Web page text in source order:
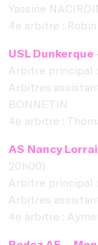
Yassine
4e arbitre :
USL
Arbitre principal
Arbitres
BONNETIN
4e arbitre :
AS Nancy
20h00)
Arbitre principal
Arbitres
4e arbitre :